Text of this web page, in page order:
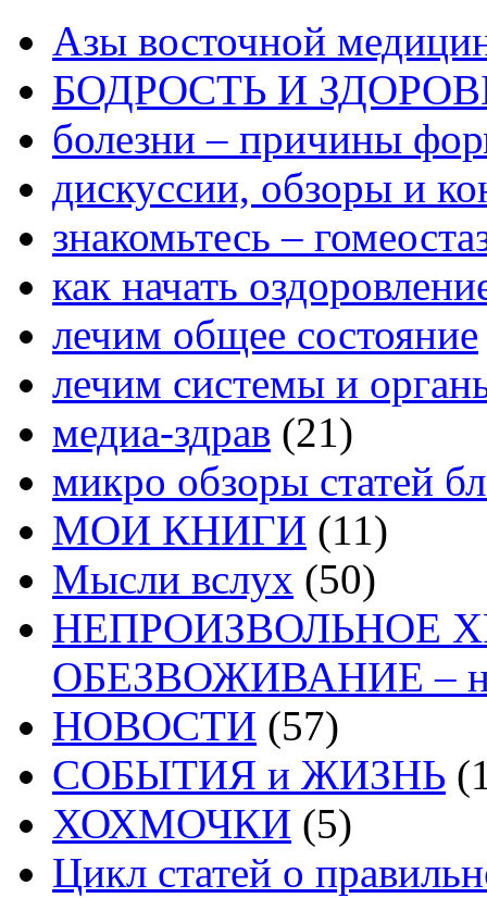
Азы восточной
БОДРОСТЬ И
болезни – причины
дискуссии, обзоры и
знакомьтесь –
как начать
лечим общее состояние
лечим системы и
медиа-здрав (21)
микро обзоры статей
МОИ КНИГИ (11)
Мысли вслух (50)
НЕПРОИЗВОЛЬНОЕ
ОБЕЗВОЖИВАНИЕ –
НОВОСТИ (57)
СОБЫТИЯ и ЖИЗНЬ
ХОХМОЧКИ (5)
Цикл статей о